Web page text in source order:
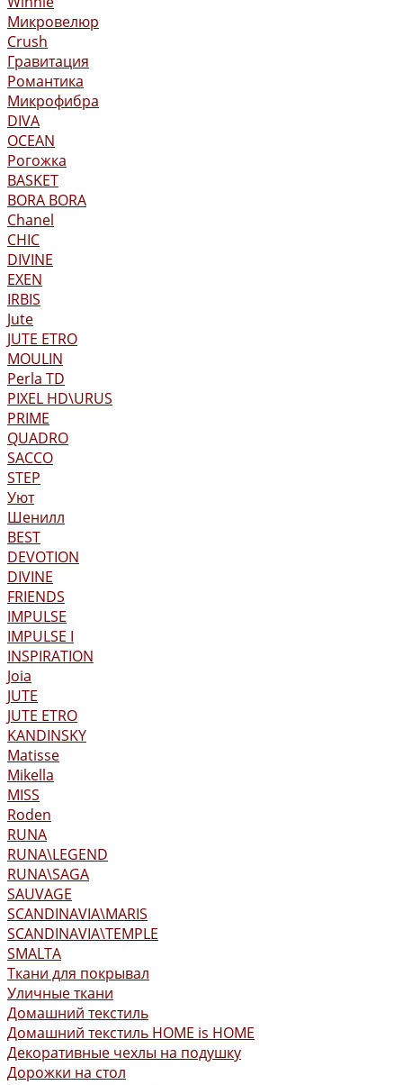
Микровелюр
Crush
Гравитация
Романтика
Микрофибра
DIVA
OCEAN
Рогожка
BASKET
BORA BORA
Chanel
CHIC
DIVINE
EXEN
IRBIS
Jute
JUTE ETRO
MOULIN
Perla TD
PIXEL HD\URUS
PRIME
QUADRO
SACCO
STEP
Уют
Шенилл
BEST
DEVOTION
DIVINE
FRIENDS
IMPULSE
IMPULSE I
INSPIRATION
Joia
JUTE
JUTE ETRO
KANDINSKY
Matisse
Mikella
MISS
Roden
RUNA
RUNA\LEGEND
RUNA\SAGA
SAUVAGE
SCANDINAVIA\MARIS
SCANDINAVIA\TEMPLE
SMALTA
Ткани для покрывал
Уличные ткани
Домашний текстиль
Домашний текстиль HOME is HOME
Декоративные чехлы на подушку
Дорожки на стол